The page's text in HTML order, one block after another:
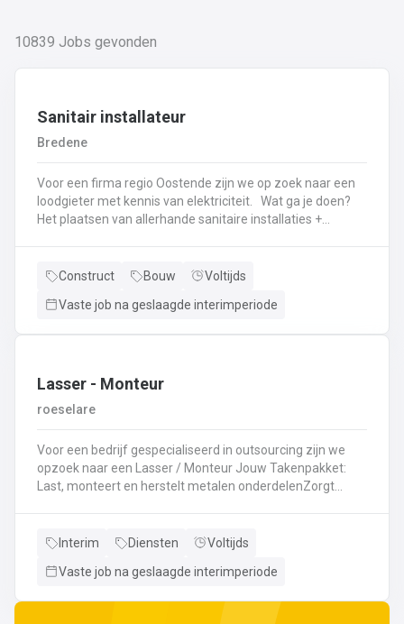
10839 Jobs gevonden
Sanitair installateur
Bredene
Voor een firma regio Oostende zijn we op zoek naar een
loodgieter met kennis van elektriciteit. Wat ga je doen?
Het plaatsen van allerhande sanitaire installaties +
sanitaire toestellenBij Klanten herstellingen gaan
Neem gerust de vacature even door! Indien je nog vragen
Construct Bouw
Voltijds
Vaste job na geslaagde interimperiode
Lasser - Monteur
roeselare
Voor een bedrijf gespecialiseerd in outsourcing zijn we
opzoek naar een Lasser / Monteur Jouw Takenpakket:
Last, monteert en herstelt metalen onderdelenZorgt
gemakBepaalt en past de juiste lastechniek toe
kwaliteitsgericht volgens veiligheidsvoorschriftenDraagt
Interim Diensten
Voltijds
Vaste job na geslaagde interimperiode